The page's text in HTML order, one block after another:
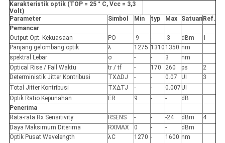
Karakteristik optik (TOP = 25 ° C, Vcc = 3,3
Volt)
Parameter
Simbol Min typ Max Satuan Ref.
Pemancar
Output Opt. Kekuasaan
PO -9 - -3 dBm
1
Panjang gelombang optik
λ 1275 1310 1350 nm
spektral Lebar
σ - - 3
nm
Optical Rise / Fall Waktu
tr / tf - 170 260 ps
2
Deterministik Jitter Kontribusi
TXΔDJ - - 0.07 UI
3
Total Jitter Kontribusi
TXΔTJ - - 0.007 UI
Optik Ratio Kepunahan
ER 9 - -
dB
Penerima
Rata-rata Rx Sensitivity
RSENS - - -24 dBm
4
Daya Maksimum Diterima
RXMAX 0 - -
dBm
Optik Pusat Wavelength
λC 1270 - 1600 nm